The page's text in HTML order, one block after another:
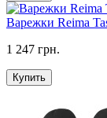
Варежки Reima
1 247 грн.
Купить